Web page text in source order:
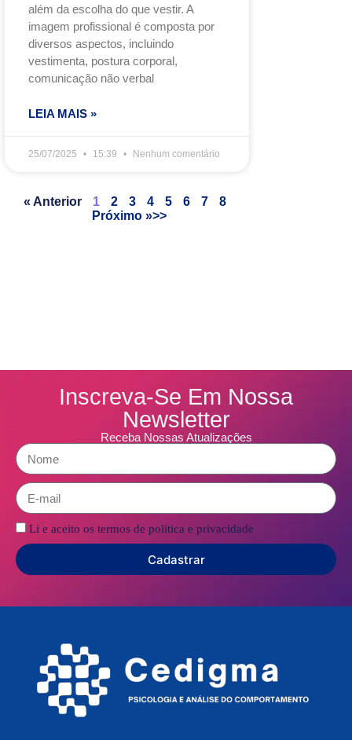
além da escolha do que vestir. A
imagem profissional é composta por
diversos aspectos, incluindo
vestimenta, postura corporal,
comunicação não verbal
LEIA MAIS »
25/07/2025 15:39 Nenhum comentário
« Anterior 1 2 3 4 5 6 7
8
Próximo »
Inscreva-Se Em Nossa
Newsletter
Receba Nossas Atualizações
Li e aceito os termos de politica e privacidade
Cadastrar